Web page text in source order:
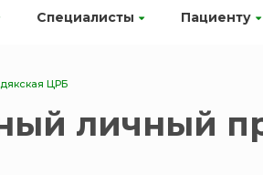
Специалисты Пациенту
ЦРБ
личный